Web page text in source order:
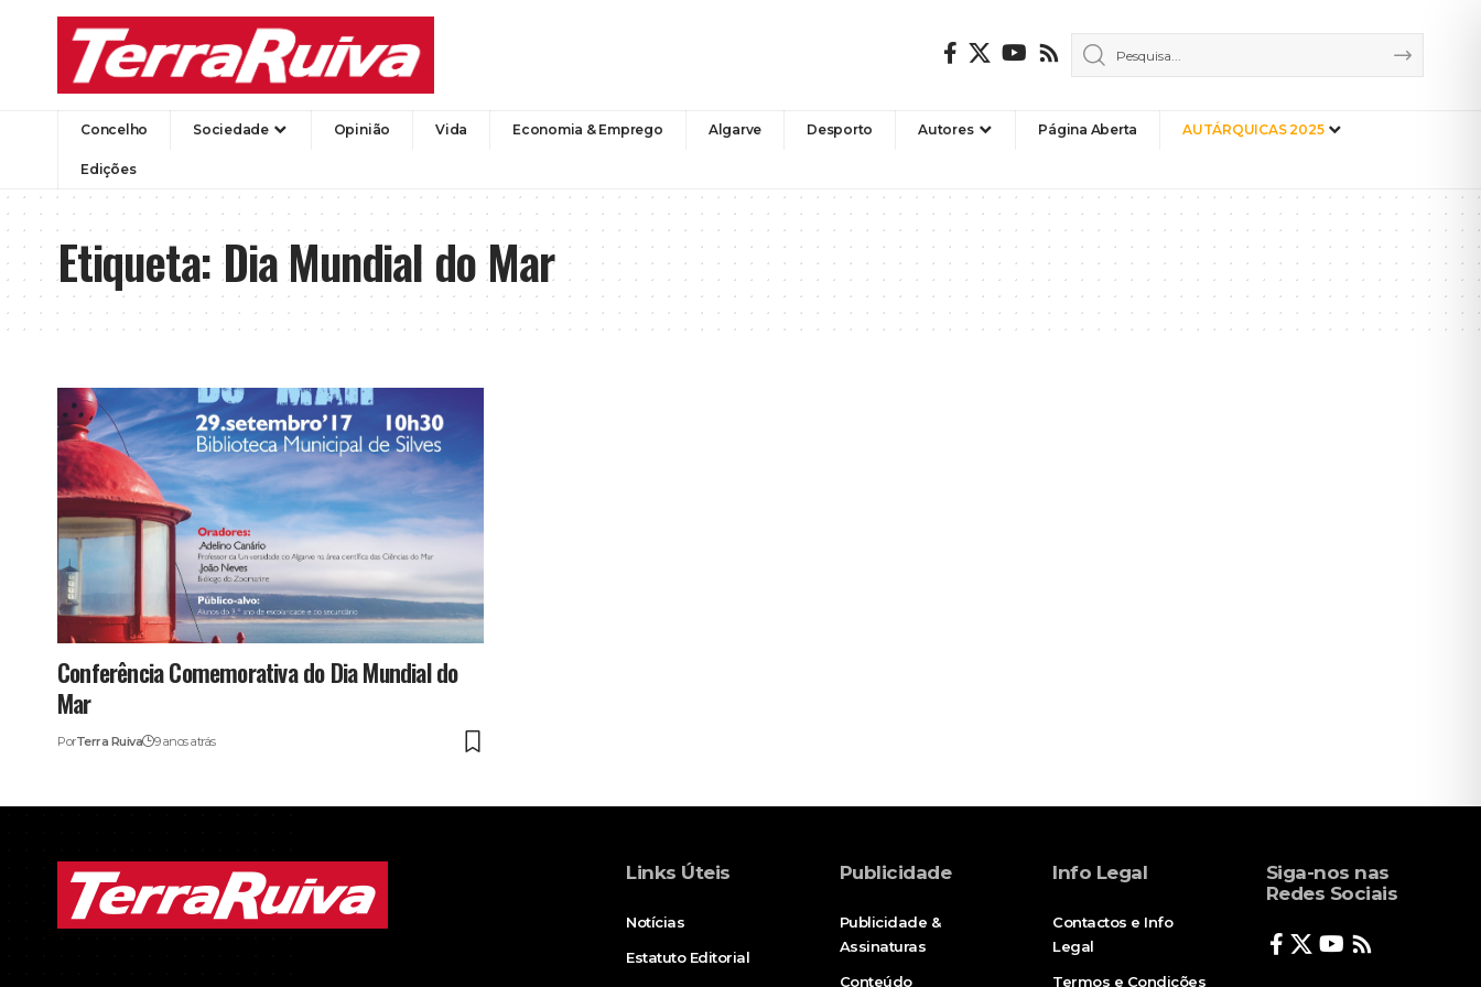
Concelho Sociedade Opinião Vida Economia & Emprego Algarve Desporto Autores Página Aberta AUTÁRQUICAS 2025
Edições
Etiqueta:Dia Mundial do Mar
Conferência Comemorativa do Dia Mundial do
Mar
PorTerra Ruiva 9 anos atrás
Links Úteis
Notícias
Estatuto Editorial
Publicidade
Publicidade &
Assinaturas
Conteúdo
Info Legal
Contactos e Info
Legal
Termos e Condições
Siga-nos nas
Redes Sociais